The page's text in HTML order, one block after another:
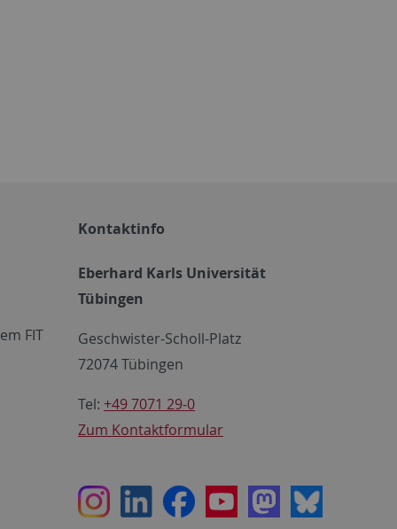
FIT
Kontaktinfo
Eberhard Karls Universität
Tübingen
Geschwister-Scholl-Platz
72074 Tübingen
Tel: +49 7071 29-0
Zum Kontaktformular
InstagramLinkedInFacebookYoutubeMastodon
Bluesky